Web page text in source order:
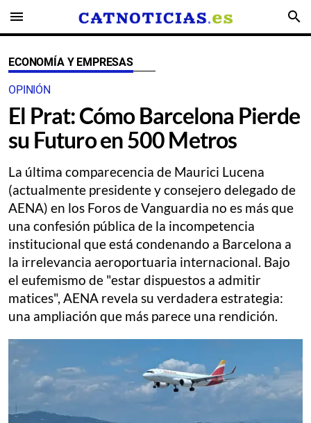
menu search
ECONOMÍA Y EMPRESAS
OPINIÓN
El Prat: Cómo Barcelona Pierde
su Futuro en 500 Metros
La última comparecencia de Maurici Lucena
(actualmente presidente y consejero delegado de
AENA) en los Foros de Vanguardia no es más que
una confesión pública de la incompetencia
institucional que está condenando a Barcelona a
la irrelevancia aeroportuaria internacional. Bajo
el eufemismo de "estar dispuestos a admitir
matices", AENA revela su verdadera estrategia:
una ampliación que más parece una rendición.